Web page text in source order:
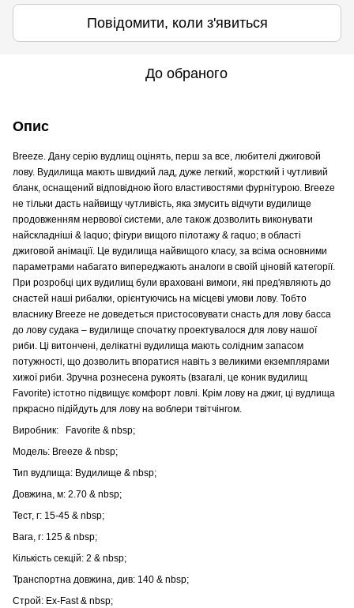
Повідомити, коли з'явиться
До обраного
Опис
Breeze. Дану серію вудлищ оцінять, перш за все, любителі джиговой
лову. Вудилища мають швидкий лад, дуже легкий, жорсткий і чутливий
бланк, оснащений відповідною його властивостями фурнітурою. Breeze
не тільки дасть найвищу чутливість, яка змусить відчути вудилище
продовженням нервової системи, але також дозволить виконувати
найскладніші & laquo; фігури вищого пілотажу & raquo; в області
джиговой анімації. Це вудилища найвищого класу, за всіма основними
параметрами набагато випереджають аналоги в своїй ціновій категорії.
При розробці цих вудилищ були враховані вимоги, які пред'являють до
снастей наші рибалки, орієнтуючись на місцеві умови лову. Тобто
власнику Breeze не доведеться пристосовувати снасть для лову басса
до лову судака – вудилище спочатку проектувалося для лову нашої
риби. Ці витончені, делікатні вудилища мають солідним запасом
потужності, що дозволить впоратися навіть з великими екземплярами
хижої риби. Зручна рознесена рукоять (взагалі, це коник вудилищ
Favorite) істотно підвищує комфорт ловлі. Крім лову на джиг, ці вудлища
пркрасно підійдуть для лову на воблери твітчінгом.
Виробник:
Favorite & nbsp;
Модель: Breeze & nbsp;
Тип вудлища: Вудилище & nbsp;
Довжина, м: 2.70 & nbsp;
Тест, г: 15-45 & nbsp;
Вага, г: 125 & nbsp;
Кількість секцій: 2 & nbsp;
Транспортна довжина, див: 140 & nbsp;
Строй: Ex-Fast & nbsp;